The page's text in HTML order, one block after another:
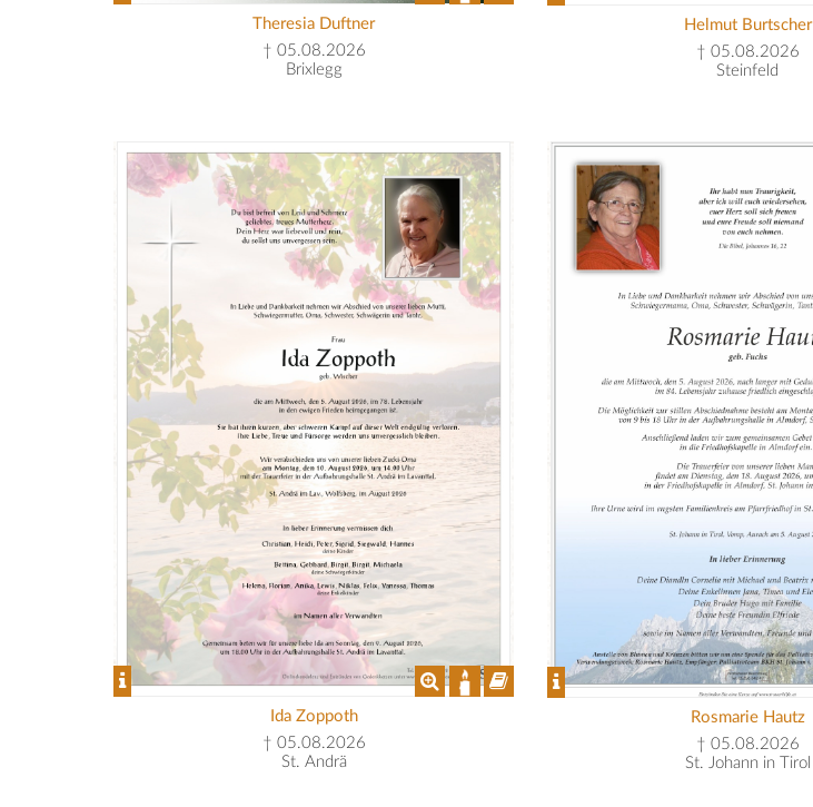
Theresia Duftner
† 05.08.2026
Brixlegg
Helmut Burtscher
† 05.08.2026
Steinfeld
Ida Zoppoth
† 05.08.2026
St. Andrä
Rosmarie Hautz
† 05.08.2026
St. Johann in Tirol